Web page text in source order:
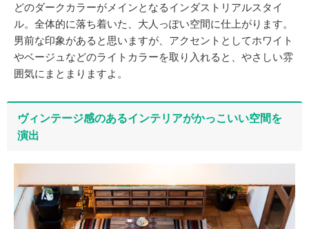
どのダークカラーがメインとなるインダストリアルスタイ
ル。全体的に落ち着いた、大人っぽい空間に仕上がります。
男前な印象があると思いますが、アクセントとしてホワイト
やベージュなどのライトカラーを取り入れると、やさしい雰
囲気にまとまりますよ。
ヴィンテージ感のあるインテリアがかっこいい空間を
演出